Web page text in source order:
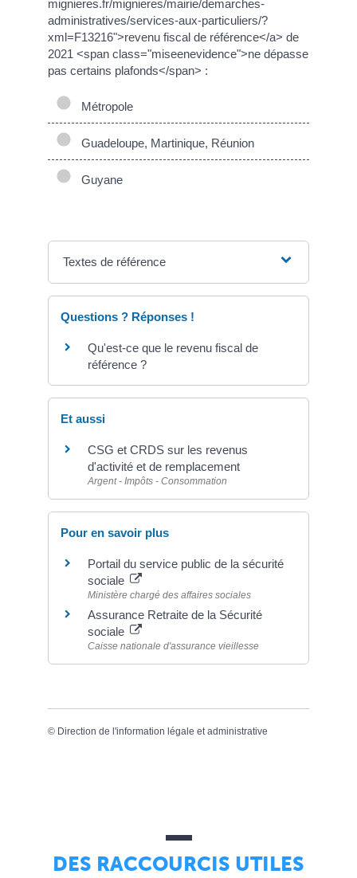
mignieres.fr/mignieres/mairie/demarches-
administratives/services-aux-particuliers/?
xml=F13216">revenu fiscal de référence</a> de
2021 <span class="miseenevidence">ne dépasse
pas certains plafonds</span> :
Métropole
Guadeloupe, Martinique, Réunion
Guyane
Textes de référence
Questions ? Réponses !
Qu'est-ce que le revenu fiscal de
référence ?
Et aussi
CSG et CRDS sur les revenus
d'activité et de remplacement
Argent - Impôts - Consommation
Pour en savoir plus
Portail du service public de la sécurité
sociale
Ministère chargé des affaires sociales
Assurance Retraite de la Sécurité
sociale
Caisse nationale d'assurance vieillesse
© Direction de l'information légale et administrative
DES RACCOURCIS UTILES